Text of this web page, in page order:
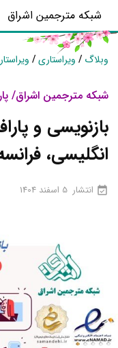
شبکه مترجمین اشراق
وبلاگ / ویراستاری/
شبکه مترجمین اشراق/
بازنویسی و
انگلیسی،
انتشار 5 اسفند 1404